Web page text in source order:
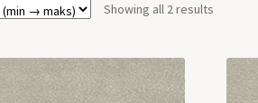
Showing all 2 results